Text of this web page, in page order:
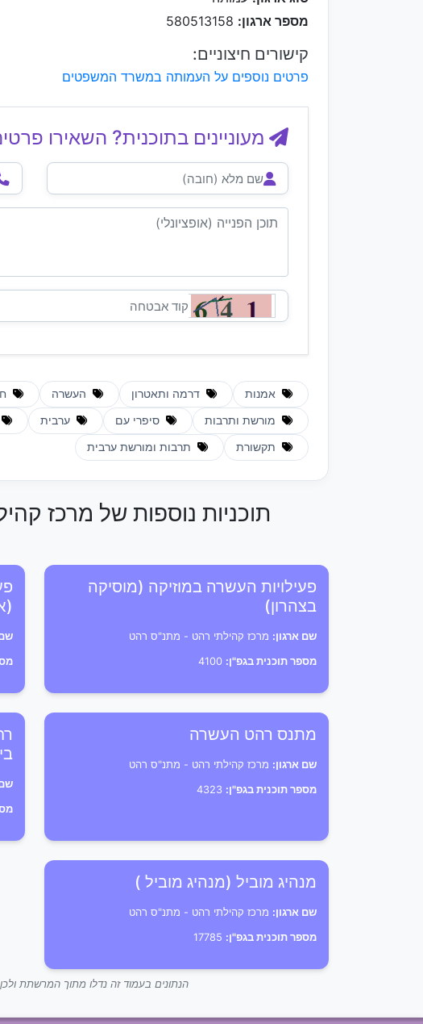
מספר ארגון:
קישורים חיצוניים:
פרטים נוספים על העמותה במשרד המשפטים
מעוניינים בתוכנית? השאירו
אמנות דרמה ותאטרון העשרה
מורשת ותרבות סיפרי עם ערבית
תקשורת תרבות ומורשת ערבית
תוכניות נוספות של מרכז
פעילויות העשרה במוזיקה (מוסיקה
בצהרון)
שם ארגון: מרכז קהילתי רהט - מתנ"ס רהט
מספר תוכנית בגפ"ן:
שם
מתנס רהט העשרה
שם ארגון: מרכז קהילתי רהט - מתנ"ס רהט
מספר תוכנית בגפ"ן: שם
מנהיג מוביל (מנהיג מוביל )
שם ארגון: מרכז קהילתי רהט - מתנ"ס רהט
מספר תוכנית בגפ"ן:
הנתונים בעמוד זה נדלו מתוך המרשתת